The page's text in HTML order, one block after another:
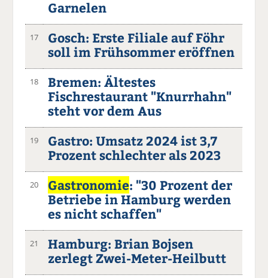
Garnelen
17
Gosch: Erste Filiale auf Föhr
soll im Frühsommer eröffnen
18
Bremen: Ältestes
Fischrestaurant "Knurrhahn"
steht vor dem Aus
19
Gastro: Umsatz 2024 ist 3,7
Prozent schlechter als 2023
20 Gastronomie: "30 Prozent der
Betriebe in Hamburg werden
es nicht schaffen"
21
Hamburg: Brian Bojsen
zerlegt Zwei-Meter-Heilbutt